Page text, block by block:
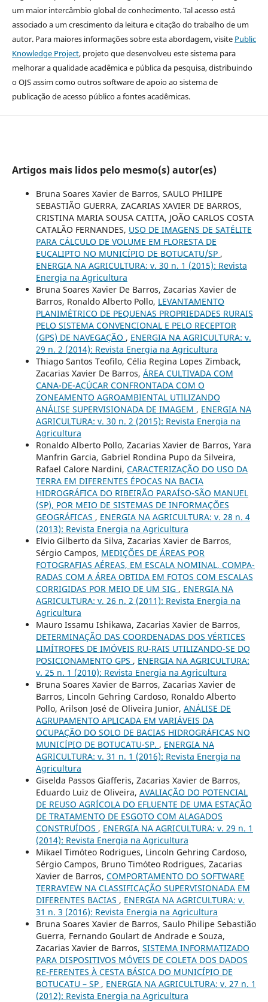
um maior intercâmbio global de conhecimento. Tal acesso está
associado a um crescimento da leitura e citação do trabalho de um
autor. Para maiores informações sobre esta abordagem, visite Public
Knowledge Project, projeto que desenvolveu este sistema para
melhorar a qualidade acadêmica e pública da pesquisa, distribuindo
o OJS assim como outros software de apoio ao sistema de
publicação de acesso público a fontes acadêmicas.
Artigos mais lidos pelo mesmo(s) autor(es)
Bruna Soares Xavier de Barros, SAULO PHILIPE
SEBASTIÃO GUERRA, ZACARIAS XAVIER DE BARROS,
CRISTINA MARIA SOUSA CATITA, JOÃO CARLOS COSTA
CATALÃO FERNANDES, USO DE IMAGENS DE SATÉLITE
PARA CÁLCULO DE VOLUME EM FLORESTA DE
EUCALIPTO NO MUNICÍPIO DE BOTUCATU/SP ,
ENERGIA NA AGRICULTURA: v. 30 n. 1 (2015): Revista
Energia na Agricultura
Bruna Soares Xavier De Barros, Zacarias Xavier de
Barros, Ronaldo Alberto Pollo, LEVANTAMENTO
PLANIMÉTRICO DE PEQUENAS PROPRIEDADES RURAIS
PELO SISTEMA CONVENCIONAL E PELO RECEPTOR
(GPS) DE NAVEGAÇÃO , ENERGIA NA AGRICULTURA: v.
29 n. 2 (2014): Revista Energia na Agricultura
Thiago Santos Teofilo, Célia Regina Lopes Zimback,
Zacarias Xavier De Barros, ÁREA CULTIVADA COM
CANA-DE-AÇÚCAR CONFRONTADA COM O
ZONEAMENTO AGROAMBIENTAL UTILIZANDO
ANÁLISE SUPERVISIONADA DE IMAGEM , ENERGIA NA
AGRICULTURA: v. 30 n. 2 (2015): Revista Energia na
Agricultura
Ronaldo Alberto Pollo, Zacarias Xavier de Barros, Yara
Manfrin Garcia, Gabriel Rondina Pupo da Silveira,
Rafael Calore Nardini, CARACTERIZAÇÃO DO USO DA
TERRA EM DIFERENTES ÉPOCAS NA BACIA
HIDROGRÁFICA DO RIBEIRÃO PARAÍSO-SÃO MANUEL
(SP), POR MEIO DE SISTEMAS DE INFORMAÇÕES
GEOGRÁFICAS , ENERGIA NA AGRICULTURA: v. 28 n. 4
(2013): Revista Energia na Agricultura
Elvio Gilberto da Silva, Zacarias Xavier de Barros,
Sérgio Campos, MEDIÇÕES DE ÁREAS POR
FOTOGRAFIAS AÉREAS, EM ESCALA NOMINAL, COMPA-
RADAS COM A ÁREA OBTIDA EM FOTOS COM ESCALAS
CORRIGIDAS POR MEIO DE UM SIG , ENERGIA NA
AGRICULTURA: v. 26 n. 2 (2011): Revista Energia na
Agricultura
Mauro Issamu Ishikawa, Zacarias Xavier de Barros,
DETERMINAÇÃO DAS COORDENADAS DOS VÉRTICES
LIMÍTROFES DE IMÓVEIS RU-RAIS UTILIZANDO-SE DO
POSICIONAMENTO GPS , ENERGIA NA AGRICULTURA:
v. 25 n. 1 (2010): Revista Energia na Agricultura
Bruna Soares Xavier de Barros, Zacarias Xavier de
Barros, Lincoln Gehring Cardoso, Ronaldo Alberto
Pollo, Arilson José de Oliveira Junior, ANÁLISE DE
AGRUPAMENTO APLICADA EM VARIÁVEIS DA
OCUPAÇÃO DO SOLO DE BACIAS HIDROGRÁFICAS NO
MUNICÍPIO DE BOTUCATU-SP. , ENERGIA NA
AGRICULTURA: v. 31 n. 1 (2016): Revista Energia na
Agricultura
Giselda Passos Giafferis, Zacarias Xavier de Barros,
Eduardo Luiz de Oliveira, AVALIAÇÃO DO POTENCIAL
DE REUSO AGRÍCOLA DO EFLUENTE DE UMA ESTAÇÃO
DE TRATAMENTO DE ESGOTO COM ALAGADOS
CONSTRUÍDOS , ENERGIA NA AGRICULTURA: v. 29 n. 1
(2014): Revista Energia na Agricultura
Mikael Timóteo Rodrigues, Lincoln Gehring Cardoso,
Sérgio Campos, Bruno Timóteo Rodrigues, Zacarias
Xavier de Barros, COMPORTAMENTO DO SOFTWARE
TERRAVIEW NA CLASSIFICAÇÃO SUPERVISIONADA EM
DIFERENTES BACIAS , ENERGIA NA AGRICULTURA: v.
31 n. 3 (2016): Revista Energia na Agricultura
Bruna Soares Xavier de Barros, Saulo Philipe Sebastião
Guerra, Fernando Goulart de Andrade e Souza,
Zacarias Xavier de Barros, SISTEMA INFORMATIZADO
PARA DISPOSITIVOS MÓVEIS DE COLETA DOS DADOS
RE-FERENTES À CESTA BÁSICA DO MUNICÍPIO DE
BOTUCATU – SP , ENERGIA NA AGRICULTURA: v. 27 n. 1
(2012): Revista Energia na Agricultura